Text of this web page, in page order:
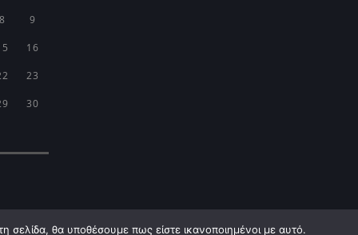
9
16
23
30
σελίδα, θα υποθέσουμε πως είστε ικανοποιημένοι με αυτό.